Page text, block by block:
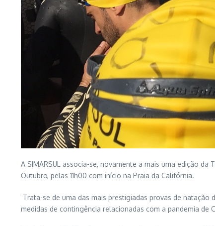
A SIMARSUL associa-se, novamente a mais uma edição
Outubro, pelas 11h00 com início na Praia da Califórnia.
Trata-se de uma das mais prestigiadas provas de
medidas de contingência relacionadas com a pandemia de